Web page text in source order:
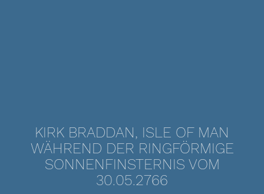
KIRK BRADDAN, ISLE OF MAN
WÄHREND DER RINGFÖRMIGE
SONNENFINSTERNIS VOM
30.05.2766